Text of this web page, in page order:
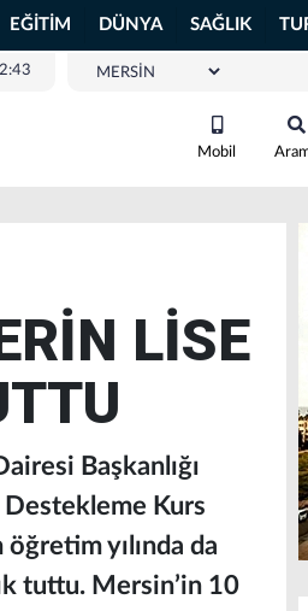
EĞİTİM DÜNYA SAĞLIK
Mobil
LİSE
Başkanlığı
Kurs
yılında da
tuttu. Mersin’in 10